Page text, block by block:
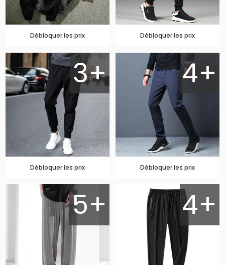
Débloquer les prix Débloquer les prix
3+
Débloquer les prix
4+
Débloquer les prix
5+ 4+